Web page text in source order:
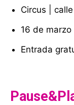
Circus |
16 de
Entrada